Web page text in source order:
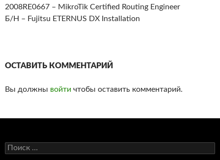
2008RE0667 – MikroTik Certified Routing Engineer
Б/Н – Fujitsu ETERNUS DX Installation
ОСТАВИТЬ КОММЕНТАРИЙ
Вы должны войти чтобы оставить комментарий.
И
с